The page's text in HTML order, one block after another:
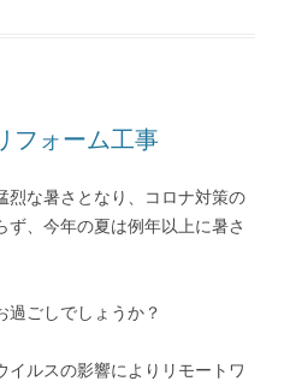
ォーム工事
烈な暑さとなり、コロナ対策の
、今年の夏は例年以上に暑さ
過ごしでしょうか？
ルスの影響によりリモートワ